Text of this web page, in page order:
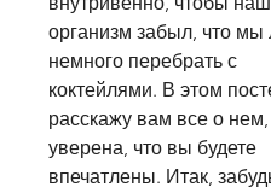
организм забыл, что
немного перебрать с
коктейлями. В этом
расскажу вам все о
уверена, что вы будете
впечатлены. Итак,